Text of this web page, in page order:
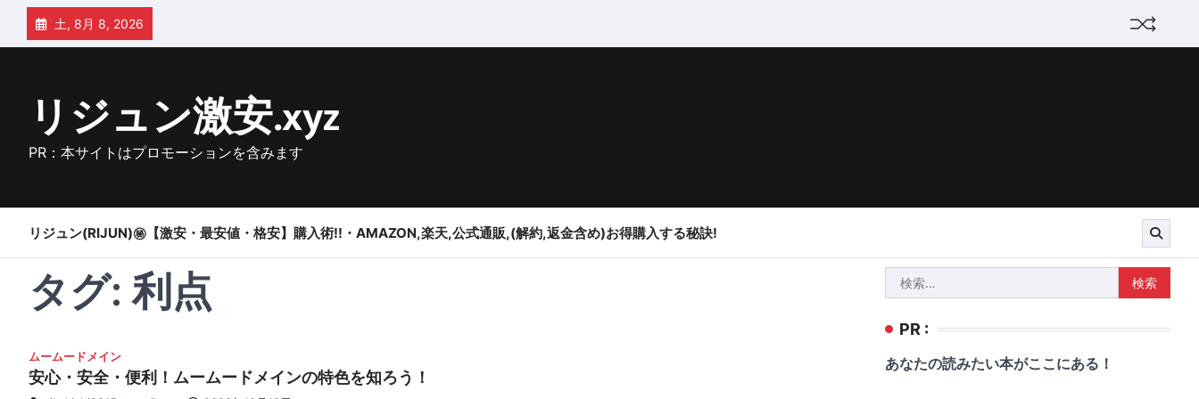
Skip
content
土, 8月 8, 2026
リジュン激安.xyz
PR：本サイトはプロモーションを含みます
リジュン(RIJUN)㊙【激安・最安値・格安】購入術!!・AMAZON,楽天,公式通販,(解約,返金含め)お得購入する秘訣!
タグ:利点
ムームードメイン
安心・安全・便利！ムームードメインの特色を知ろう！
索:
PR :
あなたの読みたい本がここにある！